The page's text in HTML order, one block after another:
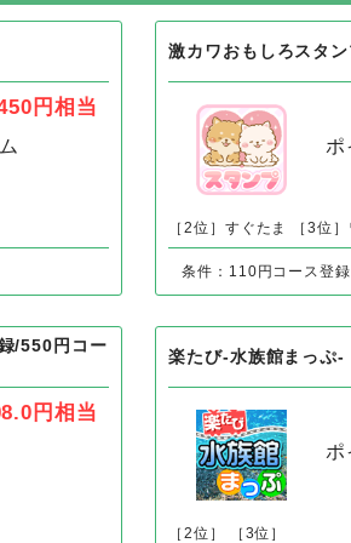
ス以外の「月額サービス」の人
激カワおもしろスタ
ポ
［2位］すぐたま ［3位］
条件：110円コース登録
/550円コー
楽たび-水族館まっぷ-